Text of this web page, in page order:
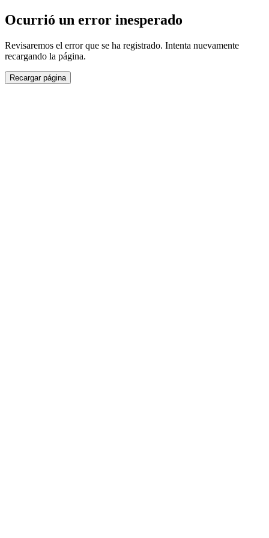
Ocurrió un error inesperado
Revisaremos el error que se ha registrado. Intenta nuevamente
recargando la página.
Recargar página